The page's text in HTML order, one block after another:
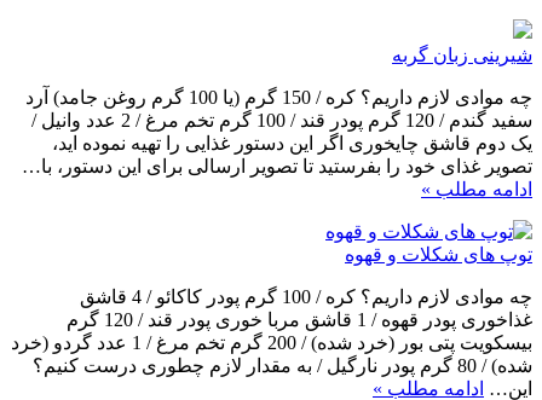
شیرینی زبان گربه
چه موادی لازم داریم؟ کره / 150 گرم (یا 100 گرم روغن جامد) آرد
سفید گندم / 120 گرم پودر قند / 100 گرم تخم مرغ / 2 عدد وانیل /
یک دوم قاشق چایخوری اگر این دستور غذایی را تهیه نموده اید،
تصویر غذای خود را بفرستید تا تصویر ارسالی برای این دستور، با…
ادامه مطلب »
توپ های شکلات و قهوه
چه موادی لازم داریم؟ کره / 100 گرم پودر کاکائو / 4 قاشق
غذاخوری پودر قهوه / 1 قاشق مربا خوری پودر قند / 120 گرم
بیسکویت پتی بور (خرد شده) / 200 گرم تخم مرغ / 1 عدد گردو (خرد
شده) / 80 گرم پودر نارگیل / به مقدار لازم چطوری درست کنیم؟
این… ادامه مطلب »